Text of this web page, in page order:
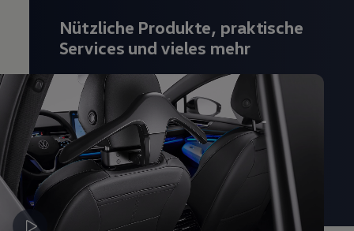
Lifestyle
Transport
Familie
Elektromobilität
Volkswagen R
Pannen- und Unfallhilfe
Volkswagen Kundenbetreuung
Nützliche Produkte, praktische
Services und vieles mehr